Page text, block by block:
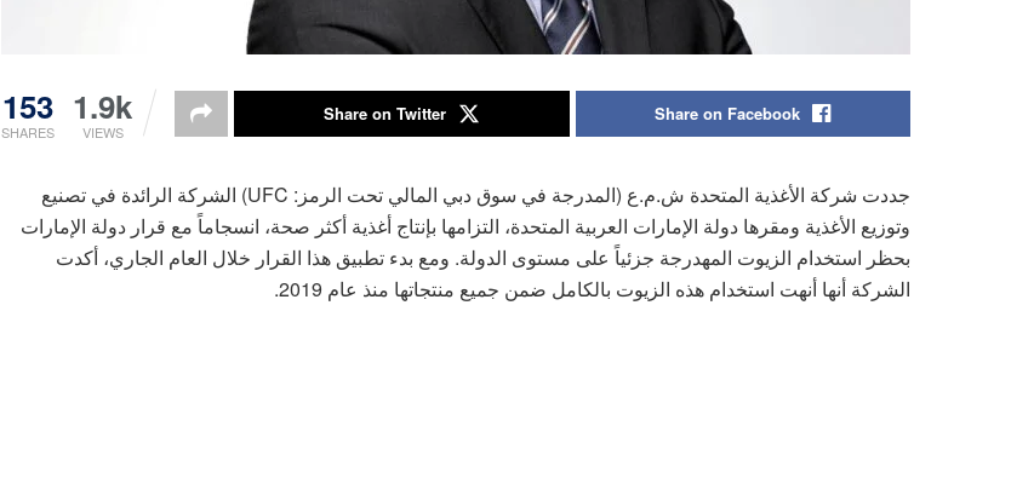
153
SHARES
1.9k
VIEWS
Share on Facebook
Share on Twitter
جددت شركة الأغذية المتحدة ش.م.ع (المدرجة في سوق دبي المالي تحت الرمز: UFC) الشركة الرائدة في تصنيع
وتوزيع الأغذية ومقرها دولة الإمارات العربية المتحدة، التزامها بإنتاج أغذية أكثر صحة، انسجاماً مع قرار دولة الإمارات
بحظر استخدام الزيوت المهدرجة جزئياً على مستوى الدولة. ومع بدء تطبيق هذا القرار خلال العام الجاري، أكدت
الشركة أنها أنهت استخدام هذه الزيوت بالكامل ضمن جميع منتجاتها منذ عام 2019.